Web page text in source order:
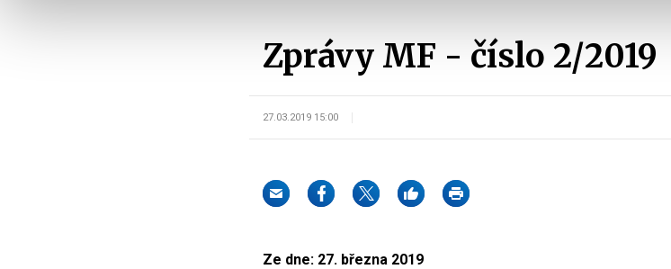
Zprávy MF - číslo 2/2019
27.03.2019 15:00
Ze dne: 27. března 2019